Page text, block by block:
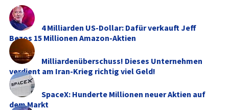
4 Milliarden US-Dollar: Dafür verkauft Jeff
Bezos 15 Millionen Amazon-Aktien
Milliardenüberschuss! Dieses Unternehmen
verdient am Iran-Krieg richtig viel Geld!
SpaceX: Hunderte Millionen neuer Aktien auf
dem Markt